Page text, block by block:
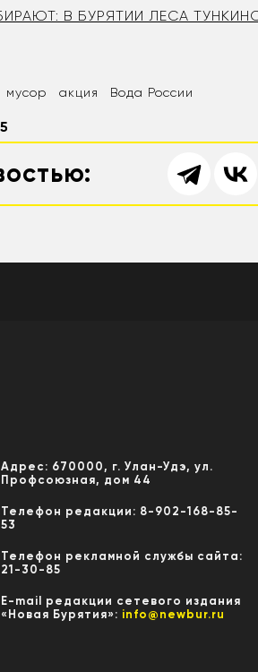
В БУРЯТИИ ЛЕСА
мусор акция Вода России
Адрес: 670000, г. Улан-Удэ, ул.
Профсоюзная, дом 44
Телефон редакции: 8-902-168-85-
53
Телефон рекламной службы сайта:
21-30-85
E-mail редакции сетевого издания
«Новая Бурятия»: info@newbur.ru